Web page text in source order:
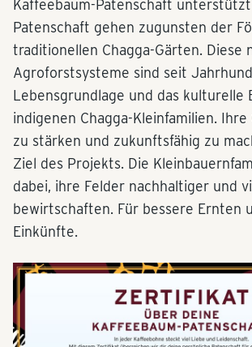
Kaffeebaum-Patenschaft
Patenschaft gehen zugunsten der
traditionellen Chagga-Gärten. Diese
Agroforstsysteme sind seit
Lebensgrundlage und das kulturelle
indigenen Chagga-Kleinfamilien.
zu stärken und zukunftsfähig zu
Ziel des Projekts. Die
dabei, ihre Felder nachhaltiger und
bewirtschaften. Für bessere Ernten
Einkünfte.